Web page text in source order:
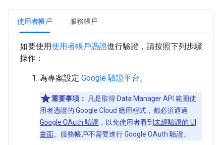
使用者帳戶 服務帳戶
如要使用使用者帳戶憑證進行驗證，請按照下列步驟
操作：
為專案設定 Google 驗證平台。
重要事項：
凡是取得 Data Manager API 範圍使
用者憑證的 Google Cloud 應用程式，都必須通過
Google OAuth 驗證 ，以免使用者看到未經驗證的 UI
畫面。服務帳戶不需要進行 Google OAuth 驗證。